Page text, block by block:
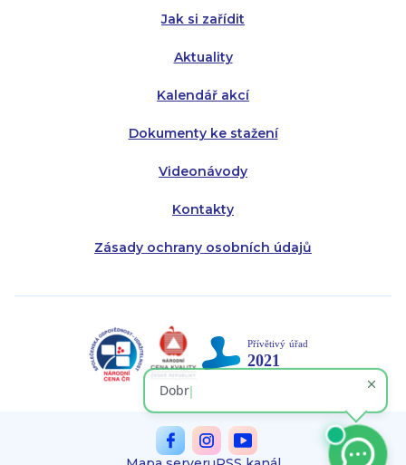
Jak si zařídit
Aktuality
Kalendář akcí
Dokumenty ke stažení
Videonávody
Kontakty
Zásady ochrany osobních údajů